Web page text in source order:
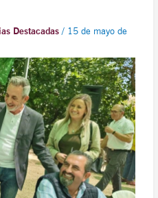
Destacadas / 15 de mayo de